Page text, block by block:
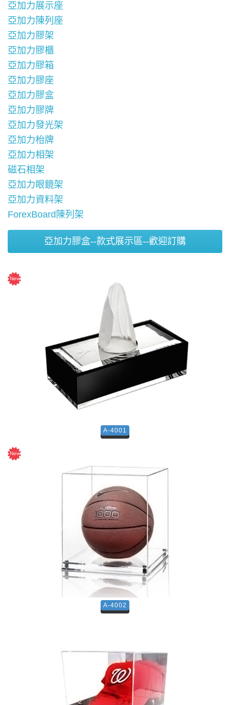
亞加力展示座
亞加力陳列座
亞加力膠架
亞加力膠櫃
亞加力膠箱
亞加力膠座
亞加力膠盒
亞加力膠牌
亞加力發光架
亞加力枱牌
亞加力相架
磁石相架
亞加力眼鏡架
亞加力資料架
ForexBoard陳列架
亞加力膠盒--款式展示區--歡迎訂購
A-4001
A-4002